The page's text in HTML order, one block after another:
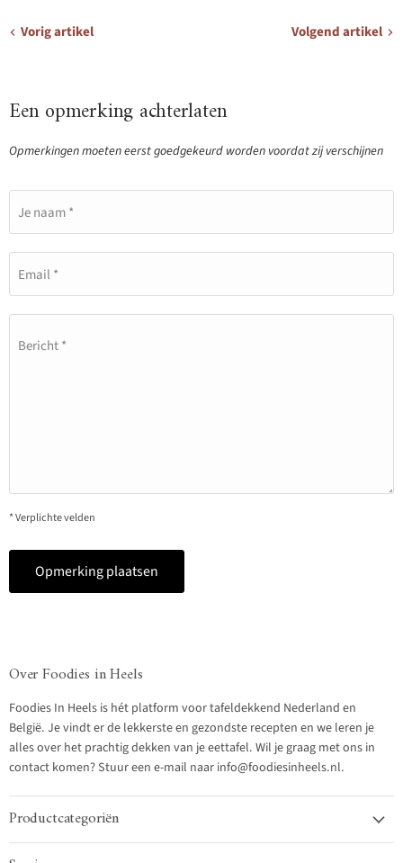
Vorig artikel Volgend artikel
Een opmerking achterlaten
Opmerkingen moeten eerst goedgekeurd worden voordat zij verschijnen
Je naam *
Email *
Bericht *
* Verplichte velden
Opmerking plaatsen
Over Foodies in Heels
Foodies In Heels is hét platform voor tafeldekkend Nederland en
België. Je vindt er de lekkerste en gezondste recepten en we leren je
alles over het prachtig dekken van je eettafel. Wil je graag met ons in
contact komen? Stuur een e-mail naar info@foodiesinheels.nl.
Productcategoriën